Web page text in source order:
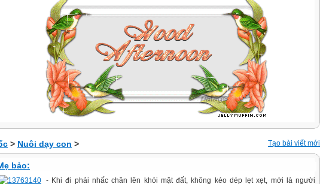
> Nuôi dạy con > Tạo bài viết mới
bảo:
- Khi đi phải nhấc chân lên khỏi mặt đất, không kéo dép lẹt xẹt, mới là người